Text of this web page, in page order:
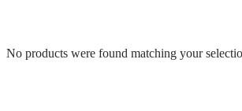
No products were found matching your